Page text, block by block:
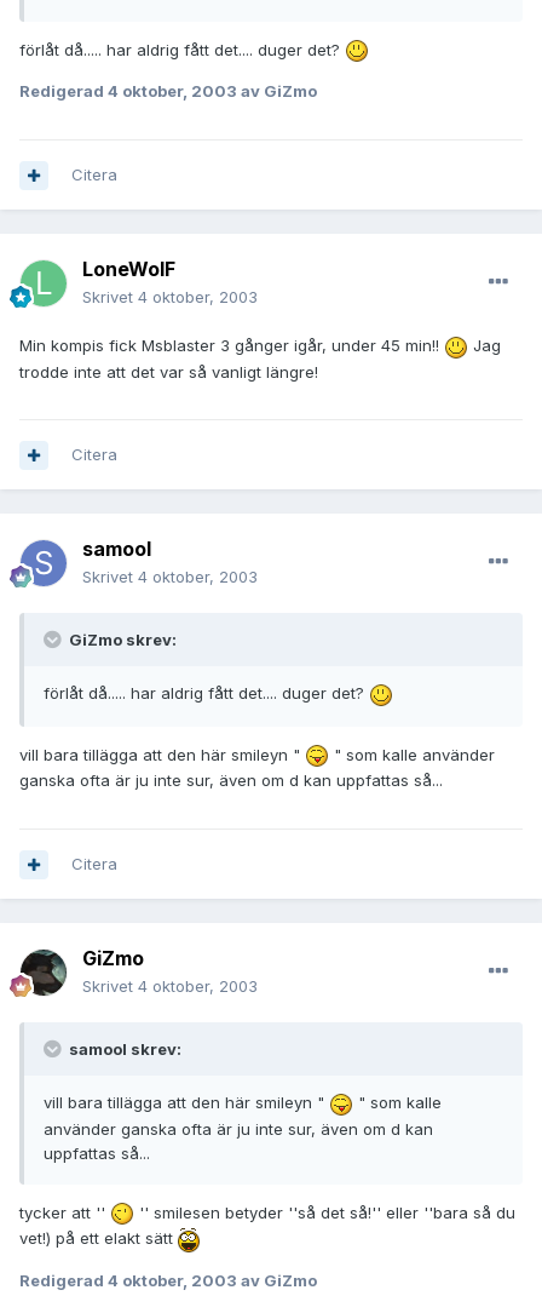
förlåt då..... har aldrig fått det.... duger det?
Redigerad 4 oktober, 2003 av GiZmo
Citera
LoneWolF
Skrivet 4 oktober, 2003
Min kompis fick Msblaster 3 gånger igår, under 45 min!!
Jag
trodde inte att det var så vanligt längre!
Citera
samool
Skrivet 4 oktober, 2003
GiZmo skrev:
förlåt då..... har aldrig fått det.... duger det?
vill bara tillägga att den här smileyn "
" som kalle använder
ganska ofta är ju inte sur, även om d kan uppfattas så...
Citera
GiZmo
Skrivet 4 oktober, 2003
samool skrev:
vill bara tillägga att den här smileyn "
" som kalle
använder ganska ofta är ju inte sur, även om d kan
uppfattas så...
tycker att ''
'' smilesen betyder ''så det så!'' eller ''bara så du
vet!) på ett elakt sätt
Redigerad 4 oktober, 2003 av GiZmo